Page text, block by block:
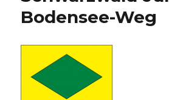
Bodensee-Weg